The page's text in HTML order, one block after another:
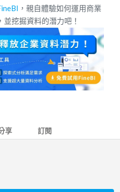
，親自體驗如何運用商業
挖掘資料的潛力吧！
享 訂閱